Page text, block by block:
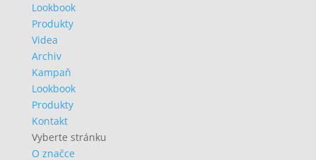
Lookbook
Produkty
Videa
Archiv
Kampaň
Lookbook
Produkty
Kontakt
Vyberte stránku
O značce